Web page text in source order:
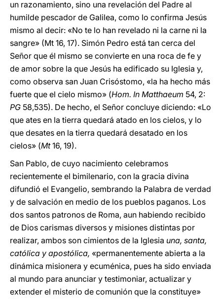
un razonamiento, sino una revelación del Padre al
humilde pescador de Galilea, como lo confirma Jesús
mismo al decir: «No te lo han revelado ni la carne ni la
sangre» (Mt 16, 17). Simón Pedro está tan cerca del
Señor que él mismo se convierte en una roca de fe y
de amor sobre la que Jesús ha edificado su Iglesia y,
como observa san Juan Crisóstomo, «la ha hecho más
fuerte que el cielo mismo» (Hom. In Matthaeum 54, 2:
PG 58,535). De hecho, el Señor concluye diciendo: «Lo
que ates en la tierra quedará atado en los cielos, y lo
que desates en la tierra quedará desatado en los
cielos» (Mt16, 19).
San Pablo, de cuyo nacimiento celebramos
recientemente el bimilenario, con la gracia divina
difundió el Evangelio, sembrando la Palabra de verdad
y de salvación en medio de los pueblos paganos. Los
dos santos patronos de Roma, aun habiendo recibido
de Dios carismas diversos y misiones distintas por
realizar, ambos son cimientos de la Iglesia una, santa,
católica y apostólica, «permanentemente abierta a la
dinámica misionera y ecuménica, pues ha sido enviada
al mundo para anunciar y testimoniar, actualizar y
extender el misterio de comunión que la constituye»